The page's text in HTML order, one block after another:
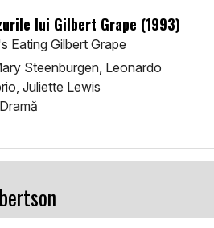
lui Gilbert Grape (1993)
Eating Gilbert Grape
Steenburgen, Leonardo
Juliette Lewis
Dramă